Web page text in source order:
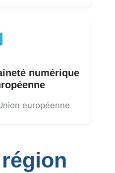
numérique
européenne